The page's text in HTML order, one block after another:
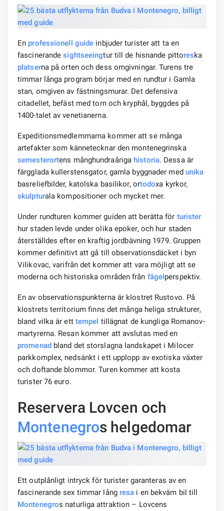
En professionell guide inbjuder turister att ta en
fascinerandesightseeingtur till de hisnande pittoreska
platserna på orten och dess omgivningar. Turens tre
timmar långa program börjar med en rundtur i Gamla
stan, omgiven av fästningsmurar. Det defensiva
citadellet, befäst med torn och kryphål, byggdes på
1400-talet av venetianerna.
Expeditionsmedlemmarna kommer att se många
artefakter som kännetecknar den montenegrinska
semesterortens månghundraåriga historia. Dessa är
färgglada kullerstensgator, gamla byggnader med unika
basreliefbilder, katolska basilikor, ortodoxa kyrkor,
skulpturala kompositioner och mycket mer.
Under rundturen kommer guiden att berätta för turister
hur staden levde under olika epoker, och hur staden
återställdes efter en kraftig jordbävning 1979. Gruppen
kommer definitivt att gå till observationsdäcket i byn
Vilikovac, varifrån det kommer att vara möjligt att se
moderna och historiska områden från fågelperspektiv.
En av observationspunkterna är klostret Rustovo. På
klostrets territorium finns det många heliga strukturer,
bland vilka är ett tempel tillägnat de kungliga Romanov-
martyrerna. Resan kommer att avslutas med en
promenadbland det storslagna landskapet i Milocer
parkkomplex, nedsänkt i ett upplopp av exotiska växter
och doftande blommor. Turen kommer att kosta
turister 76 euro.
Reservera Lovcen och
Montenegros helgedomar
Ett outplånligt intryck för turister garanteras av en
fascinerande sex timmar lång resa i en bekväm bil till
Montenegros naturliga attraktion – Lovcens